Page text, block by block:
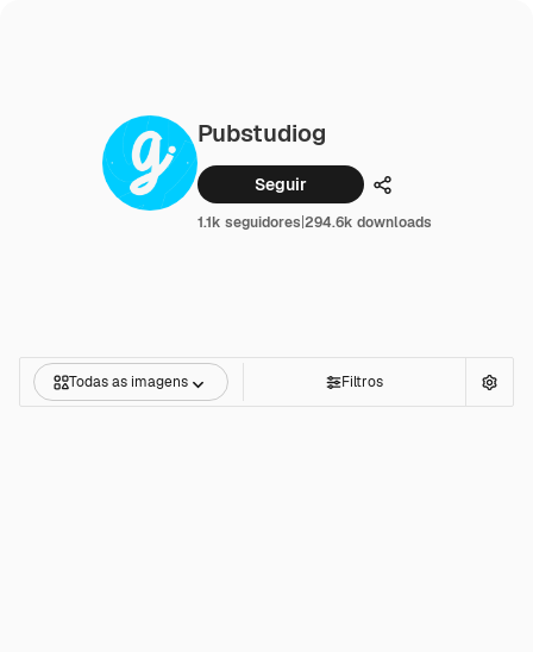
Pubstudiog
Seguir Compartilhar
1.1k seguidores|294.6k downloads
Todas as imagens Filtros